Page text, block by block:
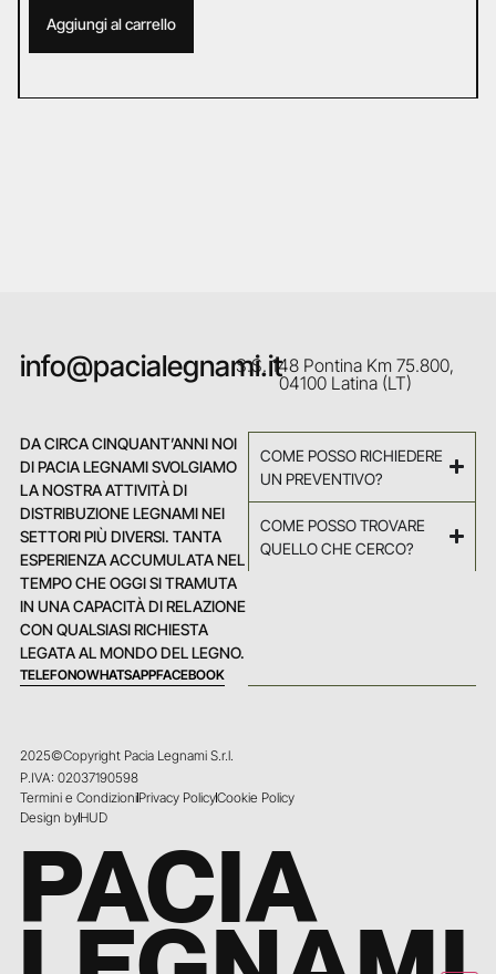
Aggiungi al carrello
info@pacialegnami.itS.S. 148 Pontina Km 75.800,
04100 Latina (LT)
DA CIRCA CINQUANT’ANNI NOI
DI PACIA LEGNAMI SVOLGIAMO
LA NOSTRA ATTIVITÀ DI
DISTRIBUZIONE LEGNAMI NEI
SETTORI PIÙ DIVERSI. TANTA
ESPERIENZA ACCUMULATA NEL
TEMPO CHE OGGI SI TRAMUTA
IN UNA CAPACITÀ DI RELAZIONE
CON QUALSIASI RICHIESTA
LEGATA AL MONDO DEL LEGNO.
TELEFONOWHATSAPPFACEBOOK
COME POSSO RICHIEDERE
UN PREVENTIVO?
COME POSSO TROVARE
QUELLO CHE CERCO?
2025©Copyright Pacia Legnami S.r.l.
P.IVA: 02037190598
Termini e CondizioniPrivacy PolicyCookie Policy
Design byHUD
PACIA